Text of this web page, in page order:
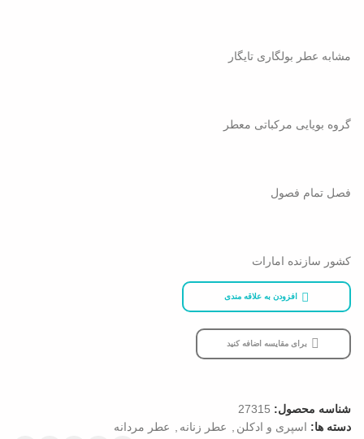
مشابه عطر بولگاری تایگار
گروه بویایی مرکباتی معطر
فصل تمام فصول
کشور سازنده امارات
افزودن به علاقه مندی
برای مقایسه اضافه کنید
شناسه محصول: 27315
دسته ها: اسپری و ادکلن , عطر زنانه , عطر مردانه